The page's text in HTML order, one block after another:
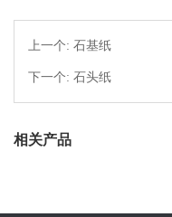
上一个: 石基纸
下一个: 石头纸
相关产品